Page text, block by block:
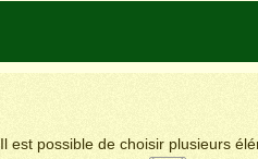
Il est possible de choisir plusieurs